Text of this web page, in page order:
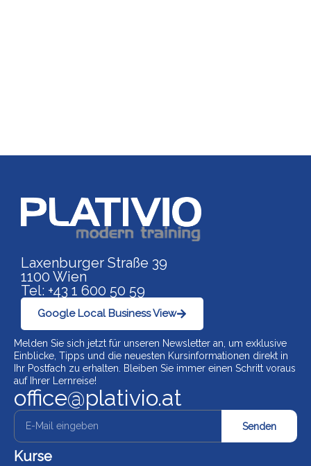
Link zu https://
Laxenburger Straße 39
1100 Wien
Tel: +43 1 600 50 59
Google Local Business View
Melden Sie sich jetzt für unseren Newsletter an, um exklusive
Einblicke, Tipps und die neuesten Kursinformationen direkt in
Ihr Postfach zu erhalten. Bleiben Sie immer einen Schritt voraus
auf Ihrer Lernreise!
office@plativio.at
Senden
Kurse